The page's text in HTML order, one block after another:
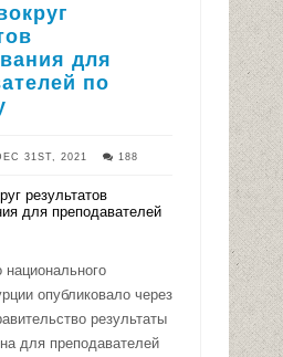
для
по
31ST, 2021 188
опубликовало через
результаты
для преподавателей